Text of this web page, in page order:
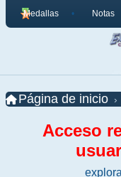
Medallas Notas
Página de inicio
Acceso